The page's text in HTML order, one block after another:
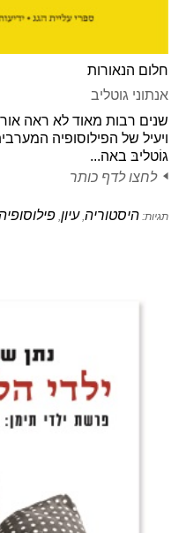
חלום הנאורות
אנתוני גוטליב
שנים רבות מאוד לא ראה
ויעיל של הפילוסופיה
גוֹטליבּ באה...
לחצו לדף כותר
תגיות: היסטוריה,עיון,